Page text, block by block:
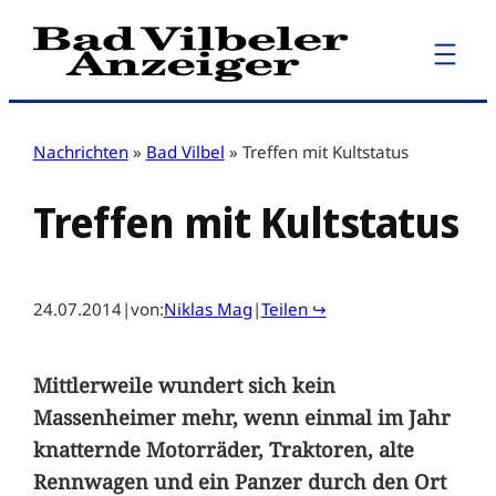
Zum
Inhalt
Nachrichten » Bad Vilbel » Treffen mit Kultstatus
Treffen mit Kultstatus
24.07.2014|von:Niklas Mag |Teilen ↪
Mittlerweile wundert sich kein
Massenheimer mehr, wenn einmal im Jahr
knatternde Motorräder, Traktoren, alte
Rennwagen und ein Panzer durch den Ort